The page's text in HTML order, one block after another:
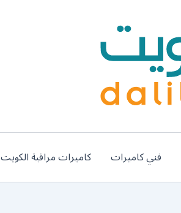
فني كاميرات كاميرات مراقبة الكويت